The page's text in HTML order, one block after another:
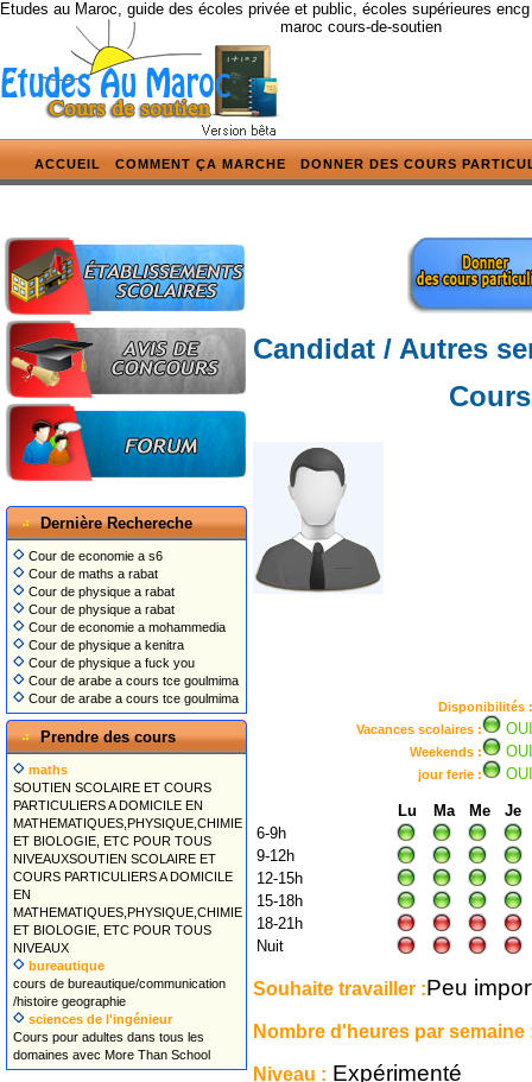
Etudes au Maroc, guide des écoles privée et public, écoles supérieures
maroc cours-de-soutien
ACCUEIL COMMENT ÇA MARCHE DONNER DES COURS
Dernière Rechereche
Cour de economie a s6
Cour de maths a rabat
Cour de physique a rabat
Cour de physique a rabat
Cour de economie a mohammedia
Cour de physique a kenitra
Cour de physique a fuck you
Cour de arabe a cours tce goulmima
Cour de arabe a cours tce goulmima
Prendre des cours
maths
SOUTIEN SCOLAIRE ET COURS
PARTICULIERS A DOMICILE EN
MATHEMATIQUES,PHYSIQUE,CHIMIE
ET BIOLOGIE, ETC POUR TOUS
NIVEAUXSOUTIEN SCOLAIRE ET
COURS PARTICULIERS A DOMICILE
EN
MATHEMATIQUES,PHYSIQUE,CHIMIE
ET BIOLOGIE, ETC POUR TOUS
NIVEAUX
bureautique
cours de bureautique/communication
/histoire geographie
sciences de l'ingénieur
Cours pour adultes dans tous les
domaines avec More Than School
Candidat / Autres
Disponibilités :
Vacances scolaires :
OUI
Weekends : OUI
jour ferie : OUI
Lu Ma Me
Je
6-9h
9-12h
12-15h
15-18h
18-21h
Nuit
Souhaite travailler :Peu
Nombre d'heures par semaine
Niveau : Expérimenté